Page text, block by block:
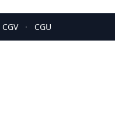
CGV · CGU